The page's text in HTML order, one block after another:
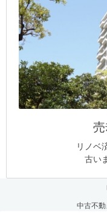
リノベ
古い
中古不